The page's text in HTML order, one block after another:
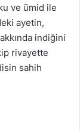
ve ümid ile
ayetin,
indiğini
rivayette
sahih